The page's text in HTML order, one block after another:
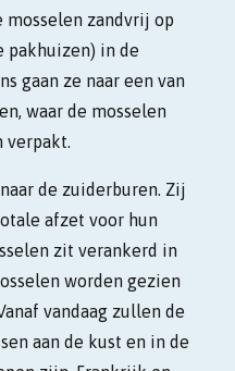
mosselen zandvrij op
pakhuizen) in de
gaan ze naar een van
waar de mosselen
verpakt.
de zuiderburen. Zij
afzet voor hun
zit verankerd in
worden gezien
vandaag zullen de
aan de kust en in de